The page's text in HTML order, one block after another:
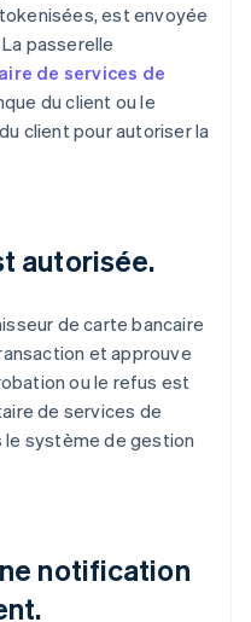
est envoyée
La passerelle
de services de
du client ou le
client pour autoriser la
autorisée.
de carte bancaire
et approuve
ou le refus est
de services de
système de gestion
notification